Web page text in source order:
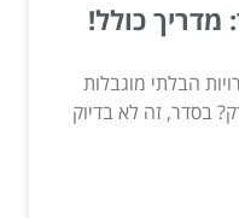
מדריך כולל!
הבלתי מוגבלות
בסדר, זה לא בדיוק